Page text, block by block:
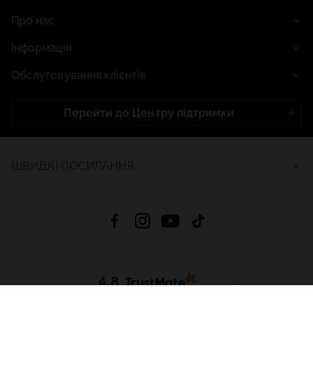
Про нас
Інформація
Обслуговування клієнтів
Перейти до Центру підтримки
4.8